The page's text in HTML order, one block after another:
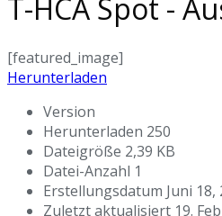
T-HCA Spot -
[featured_image]
Herunterladen
Version
Herunterladen 250
Dateigröße 2,39 KB
Datei-Anzahl 1
Erstellungsdatum Juni 18,
Zuletzt aktualisiert 19.